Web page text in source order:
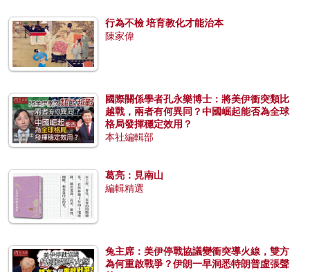
行為不檢 培育教化才能治本
陳家偉
國際關係學者孔永樂博士：將美伊衝突類比
越戰，兩者有何異同？中國崛起能否為全球
格局發揮穩定效用？
本社編輯部
葛亮：見南山
編輯精選
兔主席：美伊停戰協議變衝突導火線，雙方
為何重啟戰爭？伊朗一早洞悉特朗普虛張聲